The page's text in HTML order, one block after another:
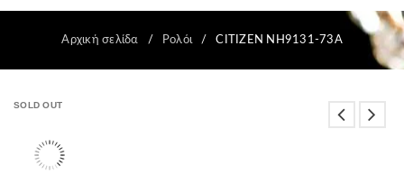
Αρχική σελίδα / Ρολόι / CITIZEN NH9131-73A
SOLD OUT